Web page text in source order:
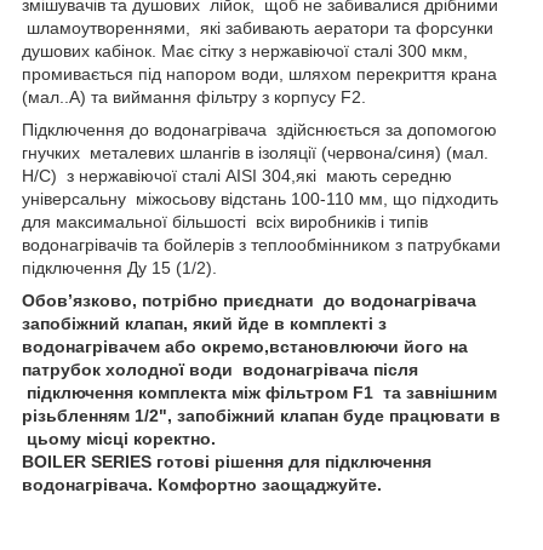
змішувачів та душових лійок, щоб не забивалися дрібними
шламоутвореннями, які забивають аератори та форсунки
душових кабінок. Має сітку з нержавіючої сталі 300 мкм,
промивається під напором води, шляхом перекриття крана
(мал..А) та виймання фільтру з корпусу F2.
Підключення до водонагрівача здійснюється за допомогою
гнучких металевих шлангів в ізоляції (червона/синя) (мал.
H/C) з нержавіючої сталі AISI 304,які мають середню
універсальну міжосьову відстань 100-110 мм, що підходить
для максимальної більшості всіх виробників і типів
водонагрівачів та бойлерів з теплообмінником з патрубками
підключення Ду 15 (1/2).
Обов’язково, потрібно приєднати до водонагрівача
запобіжний клапан, який йде в комплекті з
водонагрівачем або окремо,встановлюючи його на
патрубок холодної води водонагрівача після
підключення комплекта між фільтром F1 та завнішним
різьбленням 1/2", запобіжний клапан буде працювати в
цьому місці коректно.
BOILER SERIES готові рішення для підключення
водонагрівача. Комфортно заощаджуйте.